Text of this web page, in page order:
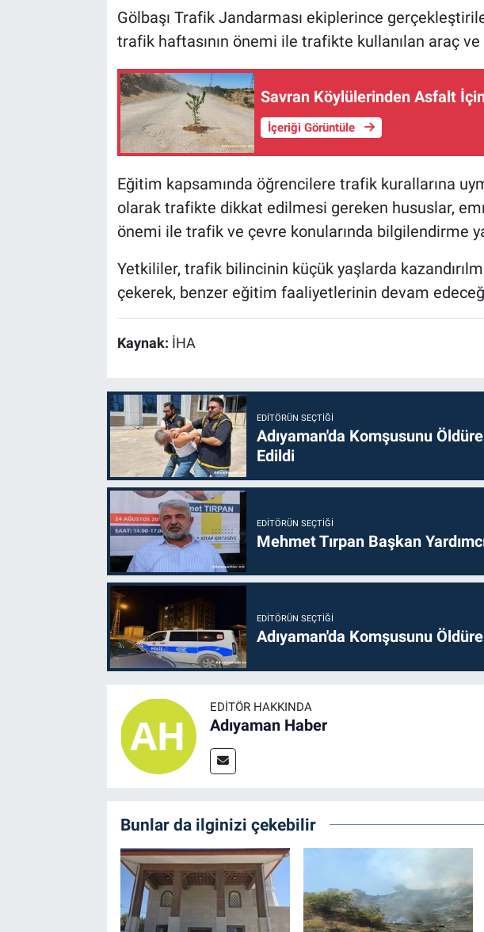
Gölbaşı Trafik Jandarması ekiplerince
trafik haftasının önemi ile trafikte kullanılan araç ve
Savran Köylülerinden Asfalt
İçeriği Görüntüle
Eğitim kapsamında öğrencilere trafik kurallarına
olarak trafikte dikkat edilmesi gereken hususlar,
önemi ile trafik ve çevre konularında bilgilendirme
Yetkililer, trafik bilincinin küçük yaşlarda
çekerek, benzer eğitim faaliyetlerinin devam
Kaynak: İHA
EDITÖRÜN SEÇTIĞI
Adıyaman'da Komşusunu
Edildi
EDITÖRÜN SEÇTIĞI
Mehmet Tırpan Başkan
EDITÖRÜN SEÇTIĞI
Adıyaman'da Komşusunu
EDITÖR HAKKINDA
Adıyaman Haber
Bunlar da ilginizi çekebilir